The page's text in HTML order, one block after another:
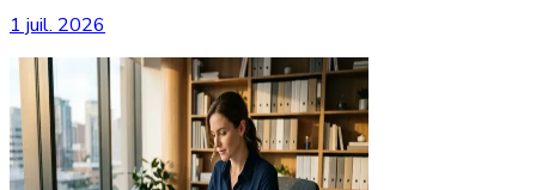
1 juil. 2026